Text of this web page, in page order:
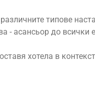
типове
- асансьор до всички
хотела в